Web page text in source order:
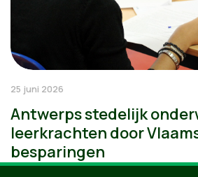
25 juni 2026
Antwerps stedelijk
leerkrachten door
besparingen